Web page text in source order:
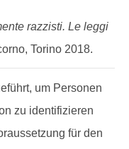
razzisti. Le leggi
Torino 2018.
um Personen
zu identifizieren
für den